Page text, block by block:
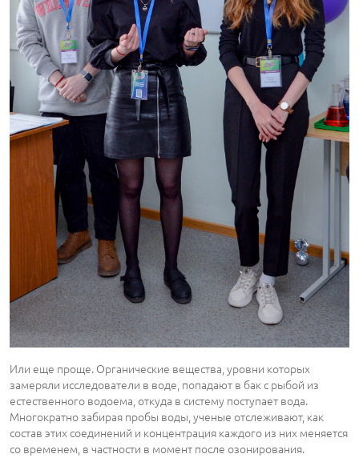
Или еще проще. Органические вещества, уровни которых
замеряли исследователи в воде, попадают в бак с рыбой из
естественного водоема, откуда в систему поступает вода.
Многократно забирая пробы воды, ученые отслеживают, как
состав этих соединений и концентрация каждого из них меняется
со временем, в частности в момент после озонирования.